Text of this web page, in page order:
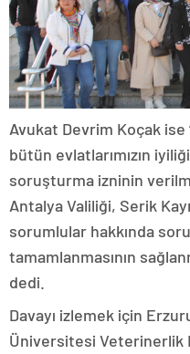
Avukat Devrim Koçak ise
bütün evlatlarımızın
soruşturma izninin
Antalya Valiliği, Serik
sorumlular hakkında
tamamlanmasının
dedi.
Davayı izlemek için
Üniversitesi Veterinerlik